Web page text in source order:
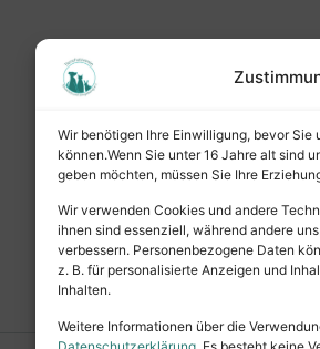
Wir benötigen Ihre Einwilligung, bevor Sie
können.Wenn Sie unter 16 Jahre alt sind
geben möchten, müssen Sie Ihre
Wir verwenden Cookies und andere
ihnen sind essenziell, während andere
verbessern. Personenbezogene Daten
z. B. für personalisierte Anzeigen und
Inhalten.
Weitere Informationen über die